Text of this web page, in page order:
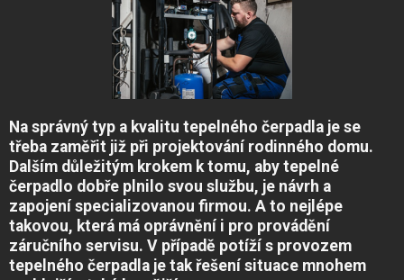
Na správný typ a kvalitu tepelného čerpadla je se
třeba zaměřit již při projektování rodinného domu.
Dalším důležitým krokem k tomu, aby tepelné
čerpadlo dobře plnilo svou službu, je návrh a
zapojení specializovanou firmou. A to nejlépe
takovou, která má oprávnění i pro provádění
záručního servisu. V případě potíží s provozem
tepelného čerpadla je tak řešení situace mnohem